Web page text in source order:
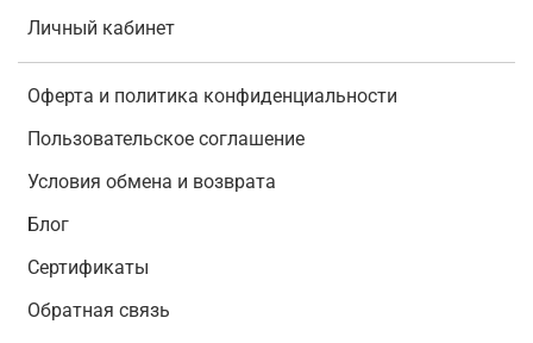
Личный кабинет
Оферта и политика конфиденциальности
Пользовательское соглашение
Условия обмена и возврата
Блог
Сертификаты
Обратная связь